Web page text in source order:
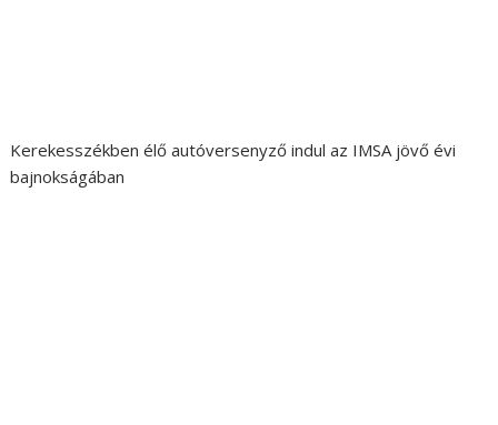
Kerekesszékben élő autóversenyző indul az IMSA jövő évi
bajnokságában